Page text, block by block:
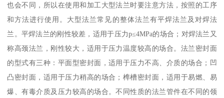
也会不同，所以在使用和加工大型法兰时要注意方法，按照的工序
和方法进行使用。大型法兰常见的整体法兰有平焊法兰及对焊法
兰。平焊法兰的刚性较差，适用于压力p≤4MPa的场合；对焊法兰又
称高颈法兰，刚性较大，适用于压力温度较高的场合。法兰密封面
的型式有三种：平面型密封面，适用于压力不高、介质的场合；凹
凸密封面，适用于压力稍高的场合；榫槽密封面，适用于易燃、易
爆、有毒介质及压力较高的场合。不同性质的法兰管件在不同的领